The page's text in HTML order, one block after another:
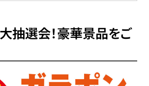
抽選会！豪華景品をご